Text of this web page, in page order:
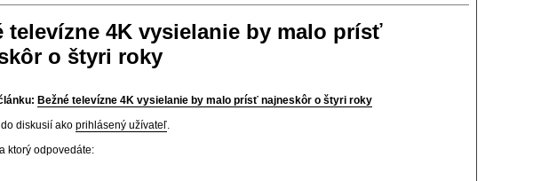
televízne 4K vysielanie by malo prísť
o štyri roky
Bežné televízne 4K vysielanie by malo prísť najneskôr o štyri roky
diskusií ako prihlásený užívateľ.
ktorý odpovedáte: